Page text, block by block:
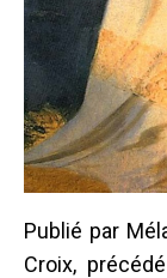
Publié par
Croix,